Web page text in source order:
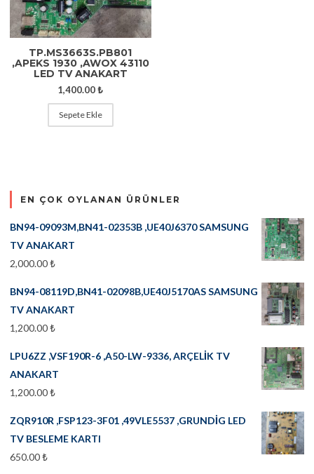
TP.MS3663S.PB801
,APEKS 1930 ,AWOX 43110
LED TV ANAKART
1,400.00₺
Sepete Ekle
EN ÇOK OYLANAN ÜRÜNLER
BN94-09093M,BN41-02353B ,UE40J6370 SAMSUNG
TV ANAKART
2,000.00₺
BN94-08119D,BN41-02098B,UE40J5170AS SAMSUNG
TV ANAKART
1,200.00₺
LPU6ZZ ,VSF190R-6 ,A50-LW-9336, ARÇELİK TV
ANAKART
1,200.00₺
ZQR910R ,FSP123-3F01 ,49VLE5537 ,GRUNDİG LED
TV BESLEME KARTI
650.00₺